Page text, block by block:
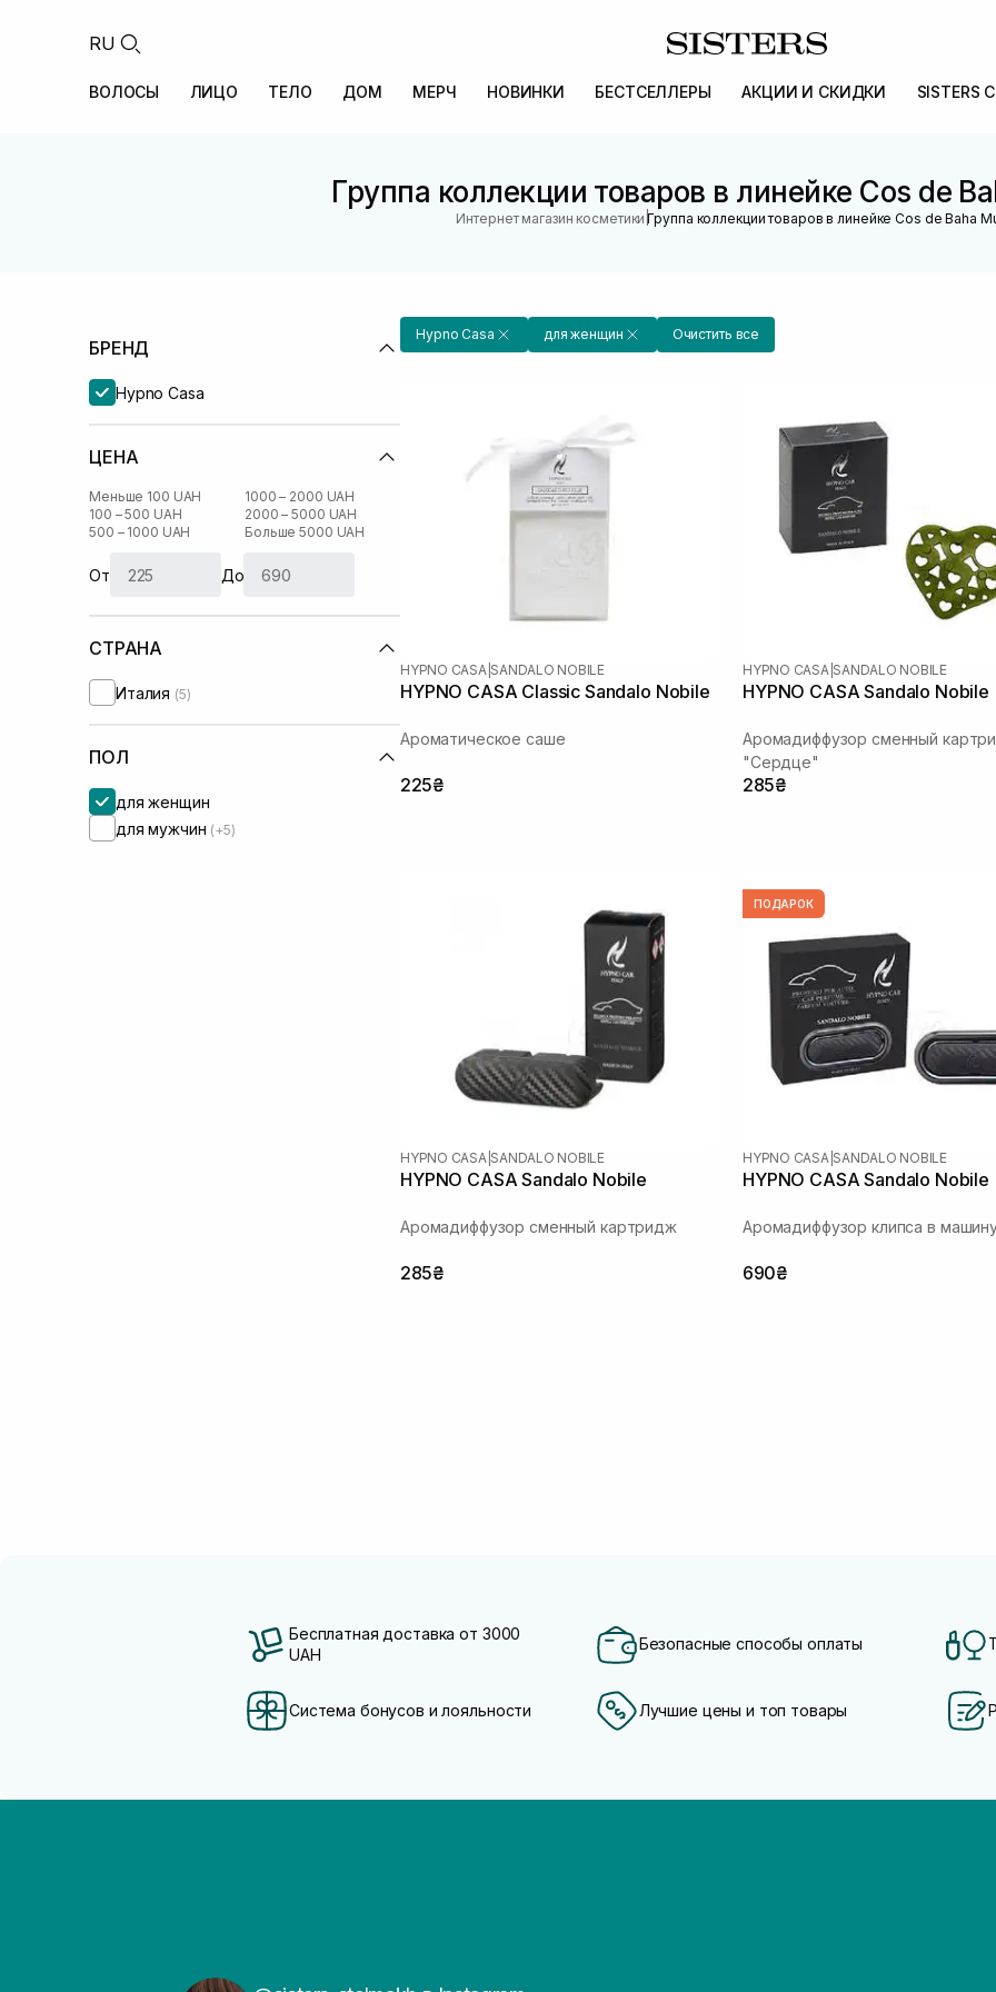
RU
ВОЛОСЫ ЛИЦО ТЕЛО ДОМ МЕРЧ НОВИНКИ БЕСТСЕЛЛЕРЫ АКЦИИ И СКИДКИ SISTERS
Группа коллекции товаров в линейке Cos de
Интернет магазин косметики |Группа коллекции товаров в линейке Cos de Baha
БРЕНД
Hypno Casa
ЦЕНА
Меньше 100 UAH
100 – 500 UAH
500 – 1000 UAH
1000 – 2000 UAH
2000 – 5000 UAH
Больше 5000 UAH
От До
СТРАНА
Италия (5)
ПОЛ
для женщин
для мужчин (+5)
Hypno Casa для женщин Очистить все
HYPNO CASA SANDALO NOBILE
HYPNO CASA Classic Sandalo Nobile
Ароматическое саше
225₴
HYPNO CASA SANDALO NOBILE
HYPNO CASA Sandalo Nobile
Аромадиффузор сменный
"Сердце"
285₴
HYPNO CASA SANDALO NOBILE
HYPNO CASA Sandalo Nobile
Аромадиффузор сменный картридж
285₴
ПОДАРОК
HYPNO CASA SANDALO NOBILE
HYPNO CASA Sandalo Nobile
Аромадиффузор клипса в
690₴
Бесплатная доставка от 3000
UAH
Безопасные способы оплаты
Система бонусов и лояльности Лучшие цены и топ товары